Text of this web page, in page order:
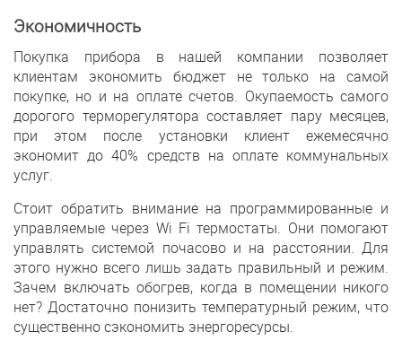
Экономичность
Покупка прибора в нашей компании позволяет
клиентам экономить бюджет не только на самой
покупке, но и на оплате счетов. Окупаемость самого
дорогого терморегулятора составляет пару месяцев,
при этом после установки клиент ежемесячно
экономит до 40% средств на оплате коммунальных
услуг.
Стоит обратить внимание на программированные и
управляемые через Wi Fi термостаты. Они помогают
управлять системой почасово и на расстоянии. Для
этого нужно всего лишь задать правильный и режим.
Зачем включать обогрев, когда в помещении никого
нет? Достаточно понизить температурный режим, что
существенно сэкономить энергоресурсы.